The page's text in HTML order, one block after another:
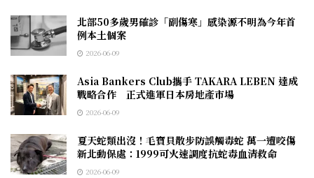
北部50多歲男確診「副傷寒」感染源不明為今年首
例本土個案
2026-06-09
Asia Bankers Club攜手 TAKARA LEBEN 達成
戰略合作 正式進軍日本房地產市場
2026-06-09
夏天蛇類出沒！毛寶貝散步防誤觸毒蛇 萬一遭咬傷
新北動保處：1999可火速調度抗蛇毒血清救命
2026-06-09